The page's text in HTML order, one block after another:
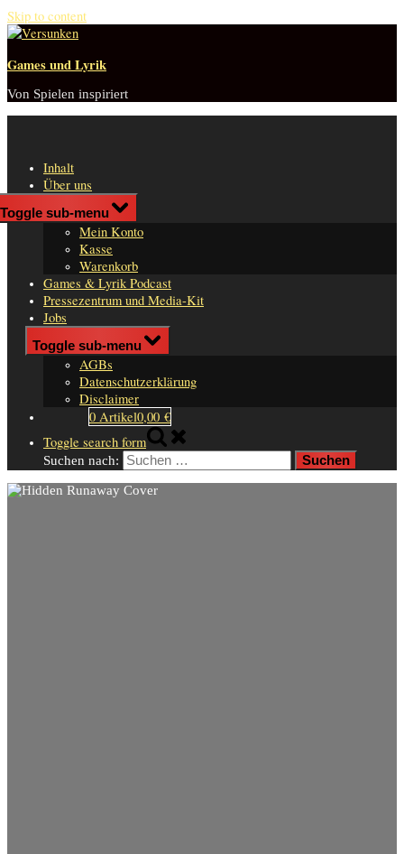
Skip to content
Games und Lyrik
Von Spielen inspiriert
Inhalt
Über uns
Shop
Toggle sub-menu
Mein Konto
Kasse
Warenkorb
Games & Lyrik Podcast
Pressezentrum und Media-Kit
Jobs
Impressum
Toggle sub-menu
AGBs
Datenschutzerklärung
Disclaimer
0 Artikel0,00 €
Toggle search form
Suchen nach: